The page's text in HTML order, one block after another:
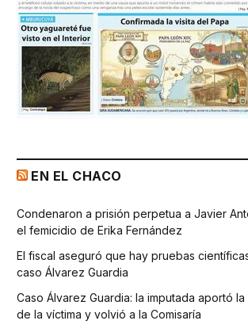
EN EL CHACO
Condenaron a prisión perpetua a Javier
el femicidio de Erika Fernández
El fiscal aseguró que hay pruebas
caso Álvarez Guardia
Caso Álvarez Guardia: la imputada aportó
de la víctima y volvió a la Comisaría